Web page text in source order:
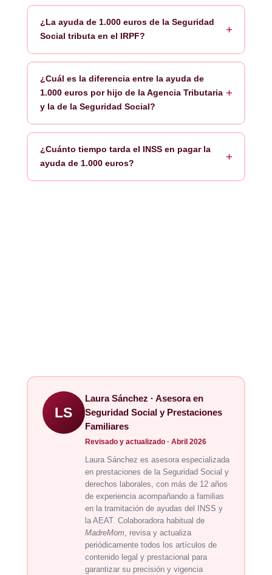
¿La ayuda de 1.000 euros de la Seguridad
Social tributa en el IRPF?
¿Cuál es la diferencia entre la ayuda de
1.000 euros por hijo de la Agencia Tributaria
y la de la Seguridad Social?
¿Cuánto tiempo tarda el INSS en pagar la
ayuda de 1.000 euros?
LS
Laura Sánchez · Asesora en
Seguridad Social y Prestaciones
Familiares
Revisado y actualizado · Abril 2026
Laura Sánchez es asesora especializada
en prestaciones de la Seguridad Social y
derechos laborales, con más de 12 años
de experiencia acompañando a familias
en la tramitación de ayudas del INSS y
la AEAT. Colaboradora habitual de
MadreMom, revisa y actualiza
periódicamente todos los artículos de
contenido legal y prestacional para
garantizar su precisión y vigencia